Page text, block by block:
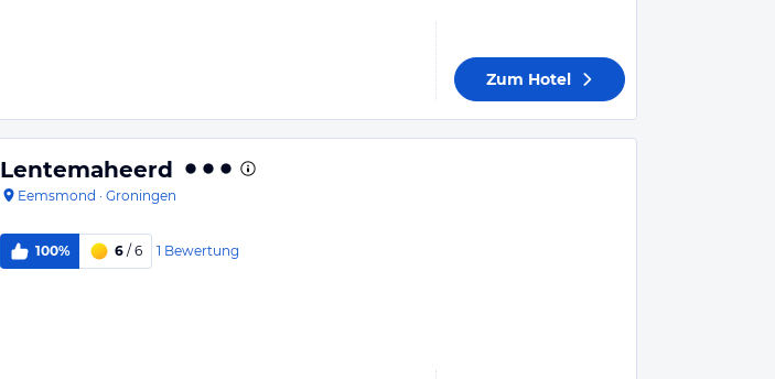
Zum Hotel
Lentemaheerd
Eemsmond · Groningen
100% 6 / 6 1 Bewertung